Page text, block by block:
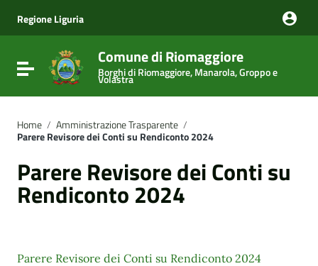
Vai al menu di navigazione
Vai al footer
Regione Liguria
Attiva / disattiva la navigazione
Comune di Riomaggiore
Borghi di Riomaggiore, Manarola, Groppo e
Volastra
Home / Amministrazione Trasparente /
Parere Revisore dei Conti su Rendiconto 2024
Parere Revisore dei Conti su
Rendiconto 2024
Parere Revisore dei Conti su Rendiconto 2024